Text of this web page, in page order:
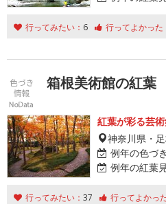
行ってみたい： 6 行ってよかった
箱根美術館の紅葉
紅葉が彩る芸
神奈川県・
例年の色づ
例年の紅葉
行ってみたい： 37 行ってよかっ